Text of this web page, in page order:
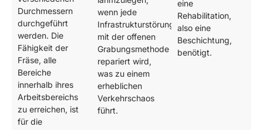
Durchmessern
durchgeführt
werden. Die
Fähigkeit der
Fräse, alle
Bereiche
innerhalb ihres
Arbeitsbereichs
zu erreichen, ist
für die
wenn jede
Infrastrukturstörung
mit der offenen
Grabungsmethode
repariert wird,
was zu einem
erheblichen
Verkehrschaos
führt.
eine
Rehabilitation,
also eine
Beschichtung,
benötigt.